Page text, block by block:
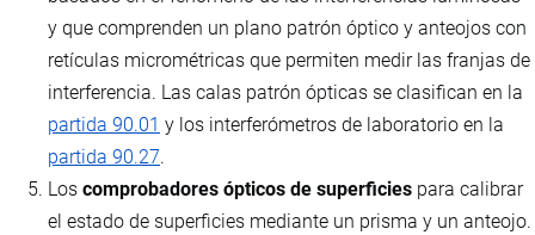
y que comprenden un plano patrón óptico y anteojos con
retículas micrométricas que permiten medir las franjas de
interferencia. Las calas patrón ópticas se clasifican en la
partida 90.01 y los interferómetros de laboratorio en la
partida 90.27.
Los comprobadores ópticos de superficies para calibrar
el estado de superficies mediante un prisma y un anteojo.